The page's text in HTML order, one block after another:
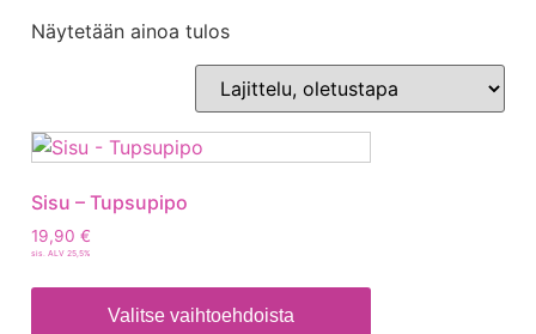
Näytetään ainoa tulos
Sisu – Tupsupipo
19,90 €
sis. ALV 25,5%
Valitse vaihtoehdoista